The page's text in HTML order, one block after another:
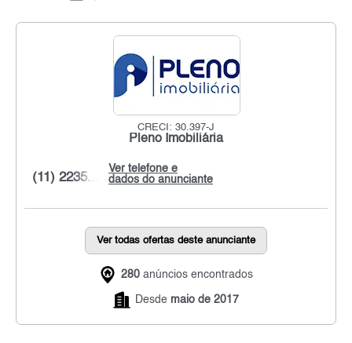
CRECI: 30.397-J
Pleno Imobiliária
Ver telefone e
dados do anunciante
(11) 2235...
Ver todas ofertas deste anunciante
280 anúncios encontrados
Desde maio de 2017